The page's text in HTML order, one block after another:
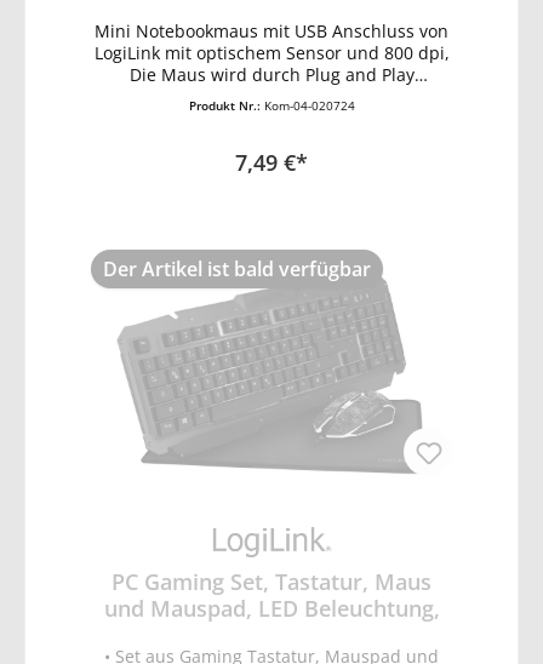
Mini Notebookmaus mit USB Anschluss von
LogiLink mit optischem Sensor und 800 dpi,
Die Maus wird durch Plug and Play
automatisch erkannt und sie funktioniert
Produkt Nr.: Kom-04-020724
7,49 €*
In den Warenkorb
Der Artikel ist bald verfügbar
PC Gaming Set, Tastatur, Maus
und Mauspad, LED Beleuchtung,
• Set aus Gaming Tastatur, Mauspad und